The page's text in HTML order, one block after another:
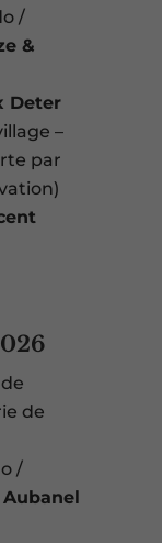
/
&
Deter
–
par
de
/